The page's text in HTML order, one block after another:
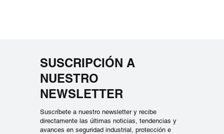
SUSCRIPCIÓN A
NUESTRO
NEWSLETTER
Suscríbete a nuestro newsletter y recibe
directamente las últimas noticias, tendencias y
avances en seguridad industrial, protección e